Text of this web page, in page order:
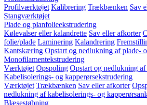
Profilværktøjet Kalibrering Trækbænken Sav
Stangværktøjet
Plade og planfolieekstrudering
Kølevalser eller kalandrette Sav eller afkorter
folie/plade Laminering Kalandrering
Kantskæring Opstart og nedlukning af plade-
Monofilamentekstrudering
Værktøjet Opspoling Opstart og nedlukning
Kabelisolerings- og kapperørsekstrudering
Værktøjet Trækbænken Sav eller afkorter
nedlukning af kabelisolerings- og
Blæsestøbning